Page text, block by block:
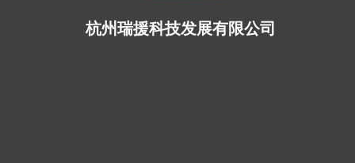
杭州瑞援科技发展有限公司